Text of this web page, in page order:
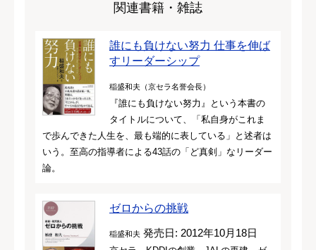
関連書籍・雑誌
誰にも負けない努力 仕事を伸ば
すリーダーシップ
稲盛和夫（京セラ名誉会長）
『誰にも負けない努力』という本書の
タイトルについて、「私自身がこれま
で歩んできた人生を、最も端的に表している」と述者は
いう。至高の指導者による43話の「ど真剣」なリーダー
論。
ゼロからの挑戦
稲盛和夫 発売日: 2012年10月18日